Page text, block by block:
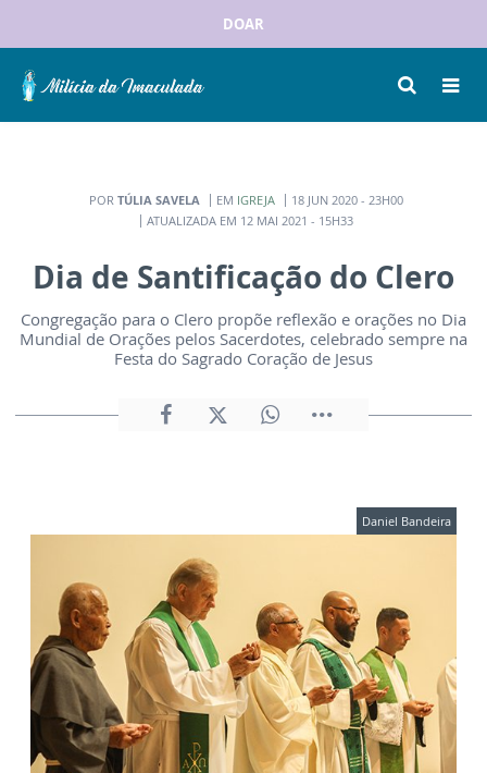
DOAR
POR TÚLIA SAVELA EM IGREJA
18 JUN 2020 - 23H00
ATUALIZADA EM 12 MAI 2021 - 15H33
Dia de Santificação do Clero
Congregação para o Clero propõe reflexão e orações no Dia
Mundial de Orações pelos Sacerdotes, celebrado sempre na
Festa do Sagrado Coração de Jesus
Daniel Bandeira